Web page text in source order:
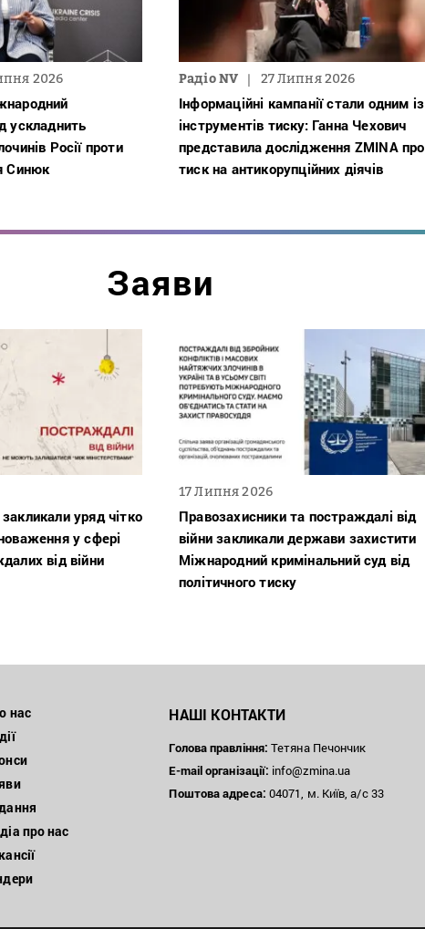
2026
ускладнить
Росії проти
Синюк
Радіо NV 27 Липня 2026
Інформаційні кампанії стали одним із
інструментів тиску: Ганна Чехович
представила дослідження ZMINA про
тиск на антикорупційних діячів
Заяви
уряд чітко
у сфері
від війни
17 Липня 2026
Правозахисники та постраждалі від
війни закликали держави захистити
Міжнародний кримінальний суд від
політичного тиску
нас
про нас
НАШІ КОНТАКТИ
Голова правління: Тетяна Печончик
E-mail організації: info@zmina.ua
Поштова адреса: 04071, м. Київ, а/с 33